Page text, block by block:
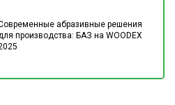
абразивные решения
производства: БАЗ на WOODEX